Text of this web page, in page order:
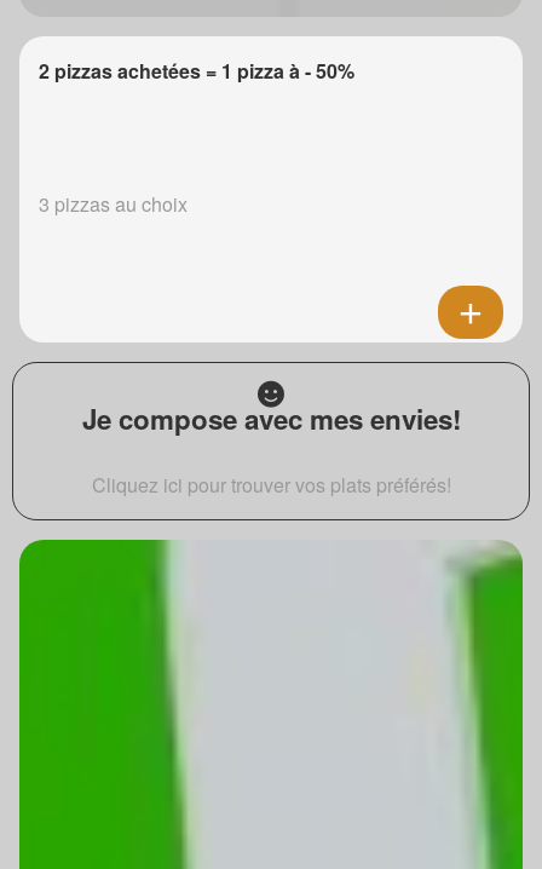
2 pizzas achetées = 1 pizza à - 50%
3 pizzas au choix
Je compose avec mes envies!
Cliquez ici pour trouver vos plats préférés!